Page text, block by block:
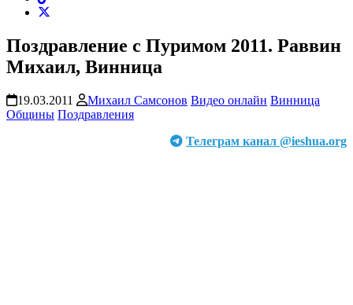
Поздравление с Пуримом 2011. Раввин
Михаил, Винница
19.03.2011 Михаил Самсонов Видео онлайн Винница
Общины Поздравления
Телеграм канал @ieshua.org